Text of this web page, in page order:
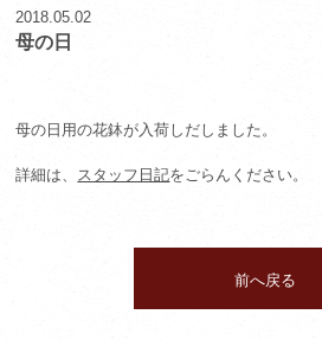
2018.05.02
母の日
母の日用の花鉢が入荷しだしました。
詳細は、 スタッフ日記をごらんください。
前へ戻る